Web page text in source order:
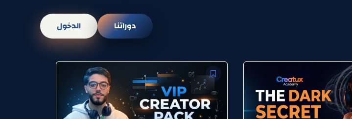
الدخول دوراتنا